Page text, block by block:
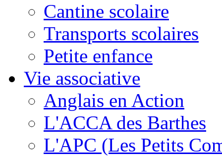
Cantine scolaire
Transports scolaires
Petite enfance
Vie associative
Anglais en Action
L'ACCA des Barthes
L'APC (Les Petits